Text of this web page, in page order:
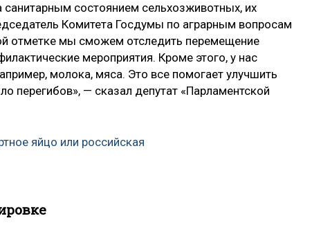
санитарным состоянием сельхозживотных, их
Комитета Госдумы по аграрным вопросам
отметке мы сможем отследить перемещение
мероприятия. Кроме этого, у нас
молока, мяса. Это все помогает улучшить
перегибов», — сказал депутат «Парламентской
яйцо или российская